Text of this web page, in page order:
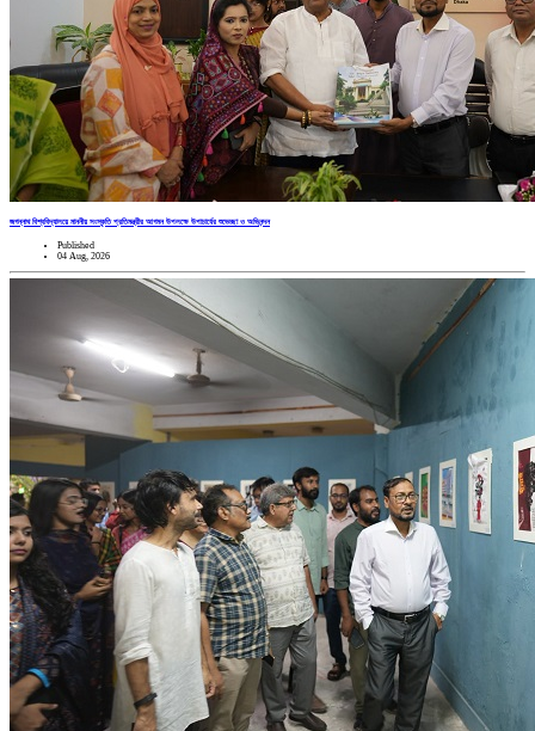
জগন্নাথ বিশ্ববিদ্যালয়ে মাননীয় সংস্কৃতি প্রতিমন্ত্রীর আগমন উপলক্ষে উপাচার্যের শুভেচ্ছা ও অভিনন্দন
Published
04 Aug, 2026